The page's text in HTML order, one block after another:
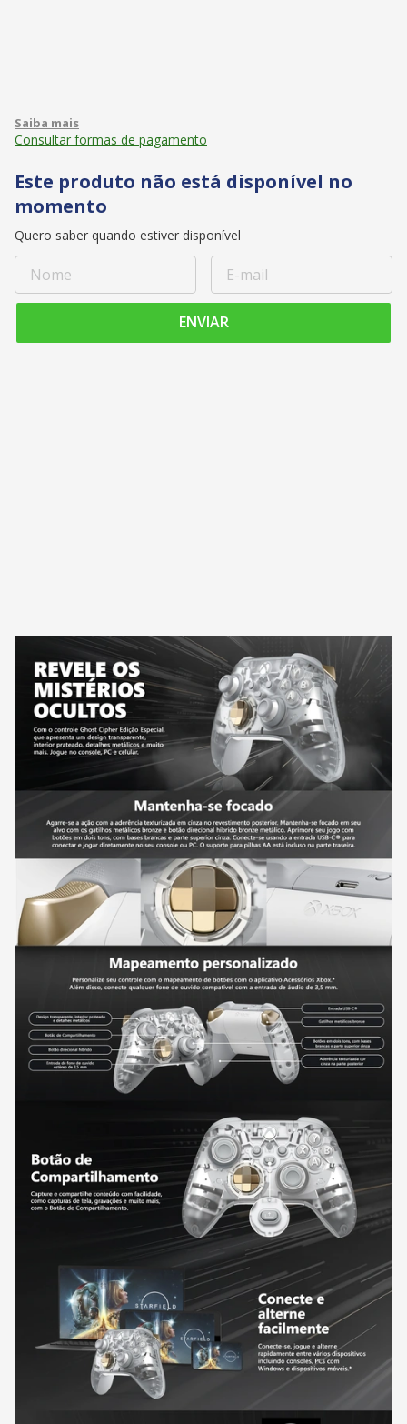
Consultar formas de pagamento
Este produto não está disponível no
momento
Quero saber quando estiver disponível
ENVIAR